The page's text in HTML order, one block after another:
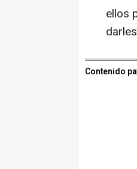
ellos
Contenido